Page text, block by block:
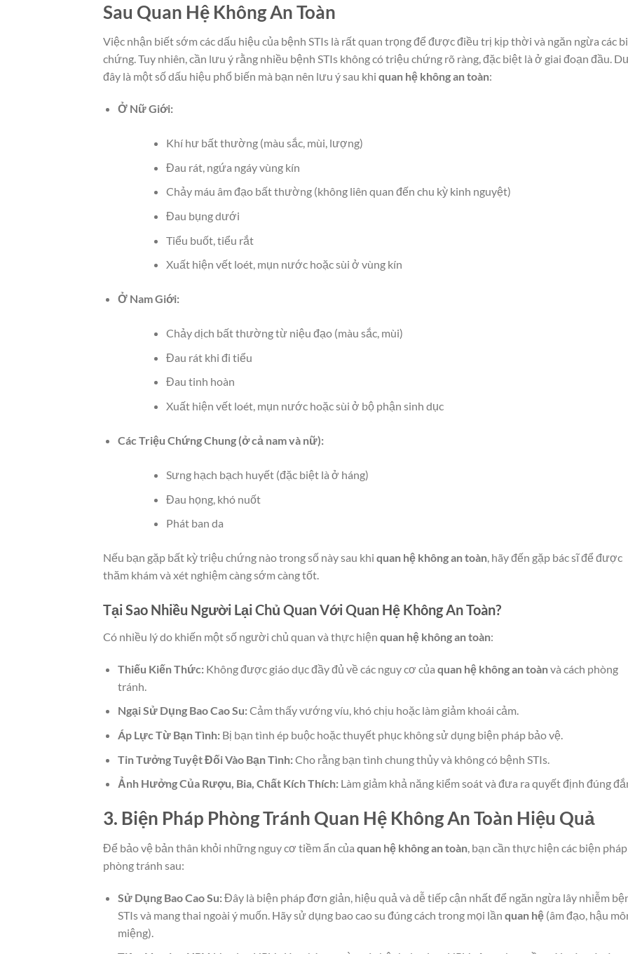
Sau Quan Hệ Không An Toàn
Việc nhận biết sớm các dấu hiệu của bệnh STIs là rất quan trọng để được điều trị kịp thời và ngăn ngừa các
chứng. Tuy nhiên, cần lưu ý rằng nhiều bệnh STIs không có triệu chứng rõ ràng, đặc biệt là ở giai đoạn đầu.
đây là một số dấu hiệu phổ biến mà bạn nên lưu ý sau khi quan hệ không an toàn:
Ở Nữ Giới:
Khí hư bất thường (màu sắc, mùi, lượng)
Đau rát, ngứa ngáy vùng kín
Chảy máu âm đạo bất thường (không liên quan đến chu kỳ kinh nguyệt)
Đau bụng dưới
Tiểu buốt, tiểu rắt
Xuất hiện vết loét, mụn nước hoặc sùi ở vùng kín
Ở Nam Giới:
Chảy dịch bất thường từ niệu đạo (màu sắc, mùi)
Đau rát khi đi tiểu
Đau tinh hoàn
Xuất hiện vết loét, mụn nước hoặc sùi ở bộ phận sinh dục
Các Triệu Chứng Chung (ở cả nam và nữ):
Sưng hạch bạch huyết (đặc biệt là ở háng)
Đau họng, khó nuốt
Phát ban da
Nếu bạn gặp bất kỳ triệu chứng nào trong số này sau khi quan hệ không an toàn, hãy đến gặp bác sĩ để được
thăm khám và xét nghiệm càng sớm càng tốt.
Tại Sao Nhiều Người Lại Chủ Quan Với Quan Hệ Không An Toàn?
Có nhiều lý do khiến một số người chủ quan và thực hiện quan hệ không an toàn:
Thiếu Kiến Thức:Không được giáo dục đầy đủ về các nguy cơ của quan hệ không an toànvà cách phòng
tránh.
Ngại Sử Dụng Bao Cao Su:Cảm thấy vướng víu, khó chịu hoặc làm giảm khoái cảm.
Áp Lực Từ Bạn Tình:Bị bạn tình ép buộc hoặc thuyết phục không sử dụng biện pháp bảo vệ.
Tin Tưởng Tuyệt Đối Vào Bạn Tình:Cho rằng bạn tình chung thủy và không có bệnh STIs.
Ảnh Hưởng Của Rượu, Bia, Chất Kích Thích:Làm giảm khả năng kiểm soát và đưa ra quyết định đúng
3. Biện Pháp Phòng Tránh Quan Hệ Không An Toàn Hiệu Quả
Để bảo vệ bản thân khỏi những nguy cơ tiềm ẩn của quan hệ không an toàn , bạn cần thực hiện các biện pháp
phòng tránh sau:
Sử Dụng Bao Cao Su:Đây là biện pháp đơn giản, hiệu quả và dễ tiếp cận nhất để ngăn ngừa lây nhiễm
STIs và mang thai ngoài ý muốn. Hãy sử dụng bao cao su đúng cách trong mọi lần quan hệ(âm đạo, hậu
miệng).